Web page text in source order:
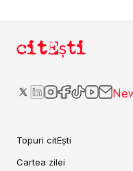
citEști
Topuri citEști
Cartea zilei